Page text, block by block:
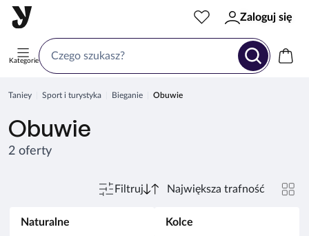
Kategorie
Zaloguj się
Taniey Sport i turystyka Bieganie Obuwie
Obuwie
2 oferty
Filtruj
Naturalne Kolce